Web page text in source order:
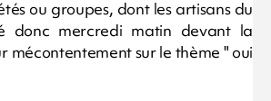
ou groupes, dont les artisans du
donc mercredi matin devant la
sur le thème " oui